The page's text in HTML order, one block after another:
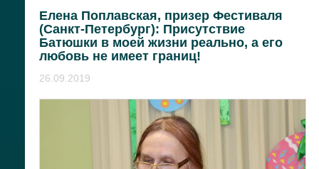
Елена Поплавская, призер Фестиваля
(Санкт-Петербург): Присутствие
Батюшки в моей жизни реально, а его
любовь не имеет границ!
26.09.2019